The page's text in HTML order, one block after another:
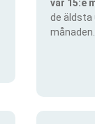
var 15:e
de äldsta
månaden.